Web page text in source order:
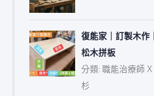
復能家｜訂製木作
松木拼板
分類: 職能治療師
杉